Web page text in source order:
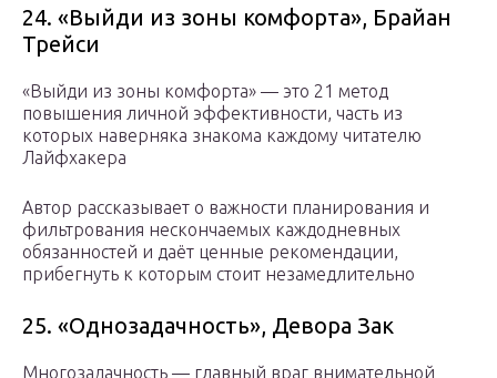
24. «Выйди из зоны комфорта», Брайан
Трейси
«Выйди из зоны комфорта» — это 21 метод
повышения личной эффективности, часть из
которых наверняка знакома каждому читателю
Лайфхакера
Автор рассказывает о важности планирования и
фильтрования нескончаемых каждодневных
обязанностей и даёт ценные рекомендации,
прибегнуть к которым стоит незамедлительно
25. «Однозадачность», Девора Зак
Многозадачность — главный враг внимательной